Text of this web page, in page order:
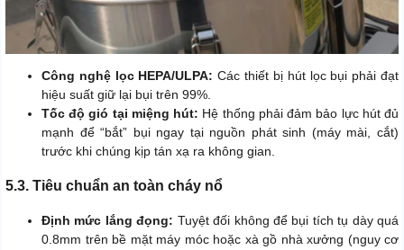
Công nghệ lọc HEPA/ULPA: Các thiết bị hút lọc bụi phải đạt
hiệu suất giữ lại bụi trên 99%.
Tốc độ gió tại miệng hút: Hệ thống phải đảm bảo lực hút đủ
mạnh để “bắt” bụi ngay tại nguồn phát sinh (máy mài, cắt)
trước khi chúng kịp tán xạ ra không gian.
5.3. Tiêu chuẩn an toàn cháy nổ
Định mức lắng đọng: Tuyệt đối không để bụi tích tụ dày quá
0.8mm trên bề mặt máy móc hoặc xà gồ nhà xưởng (nguy cơ